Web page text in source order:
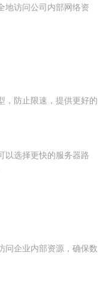
地访问公司内部网络资
，防止限速，提供更好的
以选择更快的服务器路
问企业内部资源，确保数